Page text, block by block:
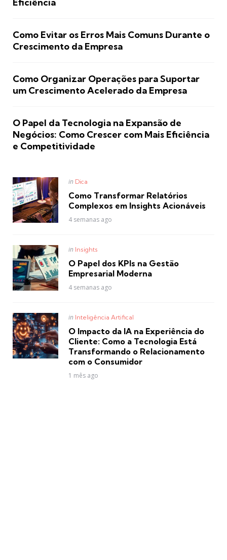
Como Evitar os Erros Mais Comuns Durante o
Crescimento da Empresa
Como Organizar Operações para Suportar
um Crescimento Acelerado da Empresa
O Papel da Tecnologia na Expansão de
Negócios: Como Crescer com Mais Eficiência
e Competitividade
Posted
in Dica
Como Transformar Relatórios
Complexos em Insights Acionáveis
4 semanas ago
Posted
in Insights
O Papel dos KPIs na Gestão
Empresarial Moderna
4 semanas ago
Posted
in Inteligência Artifical
O Impacto da IA na Experiência do
Cliente: Como a Tecnologia Está
Transformando o Relacionamento
com o Consumidor
1 mês ago